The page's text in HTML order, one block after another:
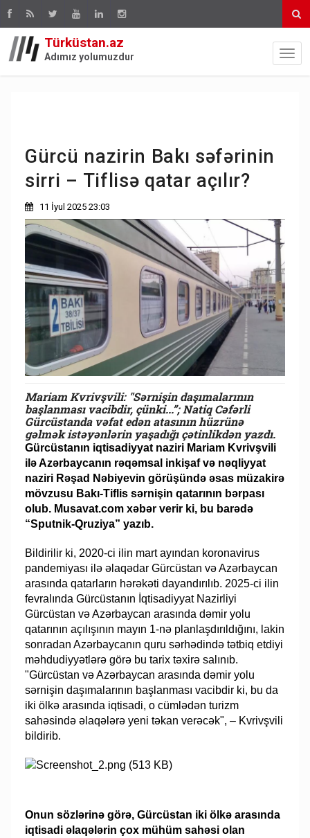
Türküstan.az
Adımız yolumuzdur
Gürcü nazirin Bakı səfərinin
sirri – Tiflisə qatar açılır?
11 İyul 2025 23:03
Mariam Kvrivşvili: "Sərnişin daşımalarının
başlanması vacibdir, çünki...”; Natiq Cəfərli
Gürcüstanda vəfat edən atasının hüzrünə
gəlmək istəyənlərin yaşadığı çətinlikdən yazdı.
Gürcüstanın iqtisadiyyat naziri Mariam Kvrivşvili
ilə Azərbaycanın rəqəmsal inkişaf və nəqliyyat
naziri Rəşad Nəbiyevin görüşündə əsas müzakirə
mövzusu Bakı-Tiflis sərnişin qatarının bərpası
olub. Musavat.com xəbər verir ki, bu barədə
“Sputnik-Qruziya” yazıb.
Bildirilir ki, 2020-ci ilin mart ayından koronavirus
pandemiyası ilə əlaqədar Gürcüstan və Azərbaycan
arasında qatarların hərəkəti dayandırılıb. 2025-ci ilin
fevralında Gürcüstanın İqtisadiyyat Nazirliyi
Gürcüstan və Azərbaycan arasında dəmir yolu
qatarının açılışının mayın 1-nə planlaşdırıldığını, lakin
sonradan Azərbaycanın quru sərhədində tətbiq etdiyi
məhdudiyyətlərə görə bu tarix təxirə salınıb.
"Gürcüstan və Azərbaycan arasında dəmir yolu
sərnişin daşımalarının başlanması vacibdir ki, bu da
iki ölkə arasında iqtisadi, o cümlədən turizm
sahəsində əlaqələrə yeni təkan verəcək", – Kvrivşvili
bildirib.
Onun sözlərinə görə, Gürcüstan iki ölkə arasında
iqtisadi əlaqələrin çox mühüm sahəsi olan